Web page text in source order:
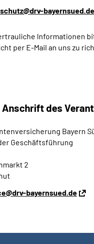
bayernsued.de
Informationen
per E-Mail an uns zu
Anschrift des
Bayern
Geschäftsführung
2
bayernsued.de